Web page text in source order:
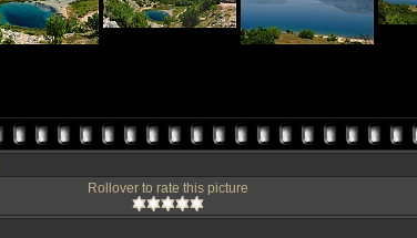
Rollover to rate this picture